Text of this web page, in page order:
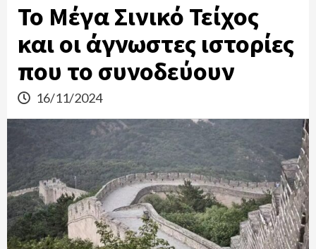
Το Μέγα Σινικό Τείχος
και οι άγνωστες ιστορίες
που το συνοδεύουν
16/11/2024